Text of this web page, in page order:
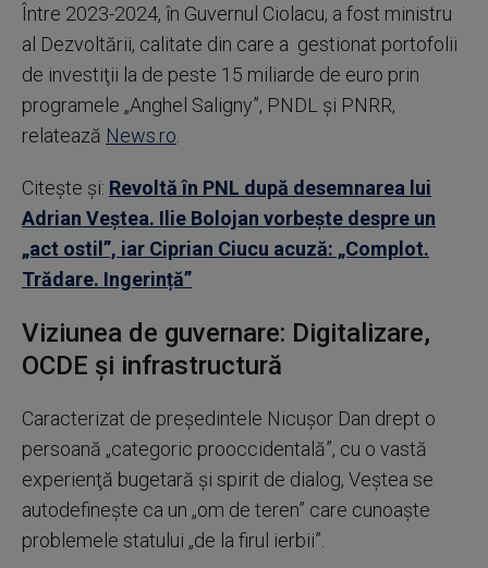
Între 2023-2024, în Guvernul Ciolacu, a fost ministru
al Dezvoltării, calitate din care a gestionat portofolii
de investiţii la de peste 15 miliarde de euro prin
programele „Anghel Saligny”, PNDL şi PNRR,
relatează News.ro
Citește și: Revoltă în PNL după desemnarea lui
Adrian Veștea. Ilie Bolojan vorbește despre un
„act ostil”, iar Ciprian Ciucu acuză: „Complot.
Trădare. Ingerință”
Viziunea de guvernare: Digitalizare,
OCDE şi infrastructură
Caracterizat de preşedintele Nicuşor Dan drept o
persoană „categoric prooccidentală”, cu o vastă
experienţă bugetară şi spirit de dialog, Veştea se
autodefineşte ca un „om de teren” care cunoaşte
problemele statului „de la firul ierbii”.